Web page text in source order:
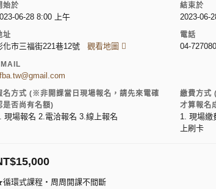
始於
06-28 8:00 上午
結束於
2023-06-
址
化市三福街221巷12號 觀看地圖
電話
04-
名方式 (※非開課當日現場報名，請先來電確
是否尚有名額)
現場報名 2.電洽報名 3.線上報名
繳費方式
才算報名
1. 現場繳
上刷卡
15,000
環式課程‧周周開課不間斷